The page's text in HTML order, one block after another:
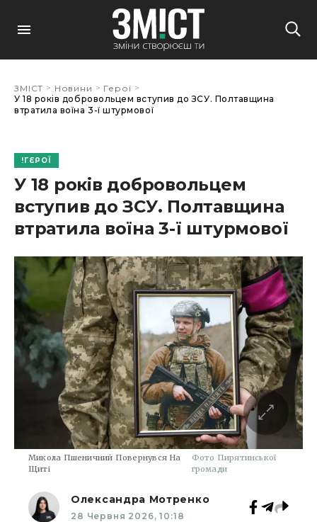
ЗМІСТ > Новини > Герої >
У 18 років добровольцем вступив до ЗСУ. Полтавщина
втратила воїна 3-ї штурмової
ГЕРОЇ
У 18 років добровольцем
вступив до ЗСУ. Полтавщина
втратила воїна 3-ї штурмової
Микола Пшеничний Повернувся На
Щиті
Фото Пирятинської
громади
Олександра Мотренко
28 Червня 2026, 10:18